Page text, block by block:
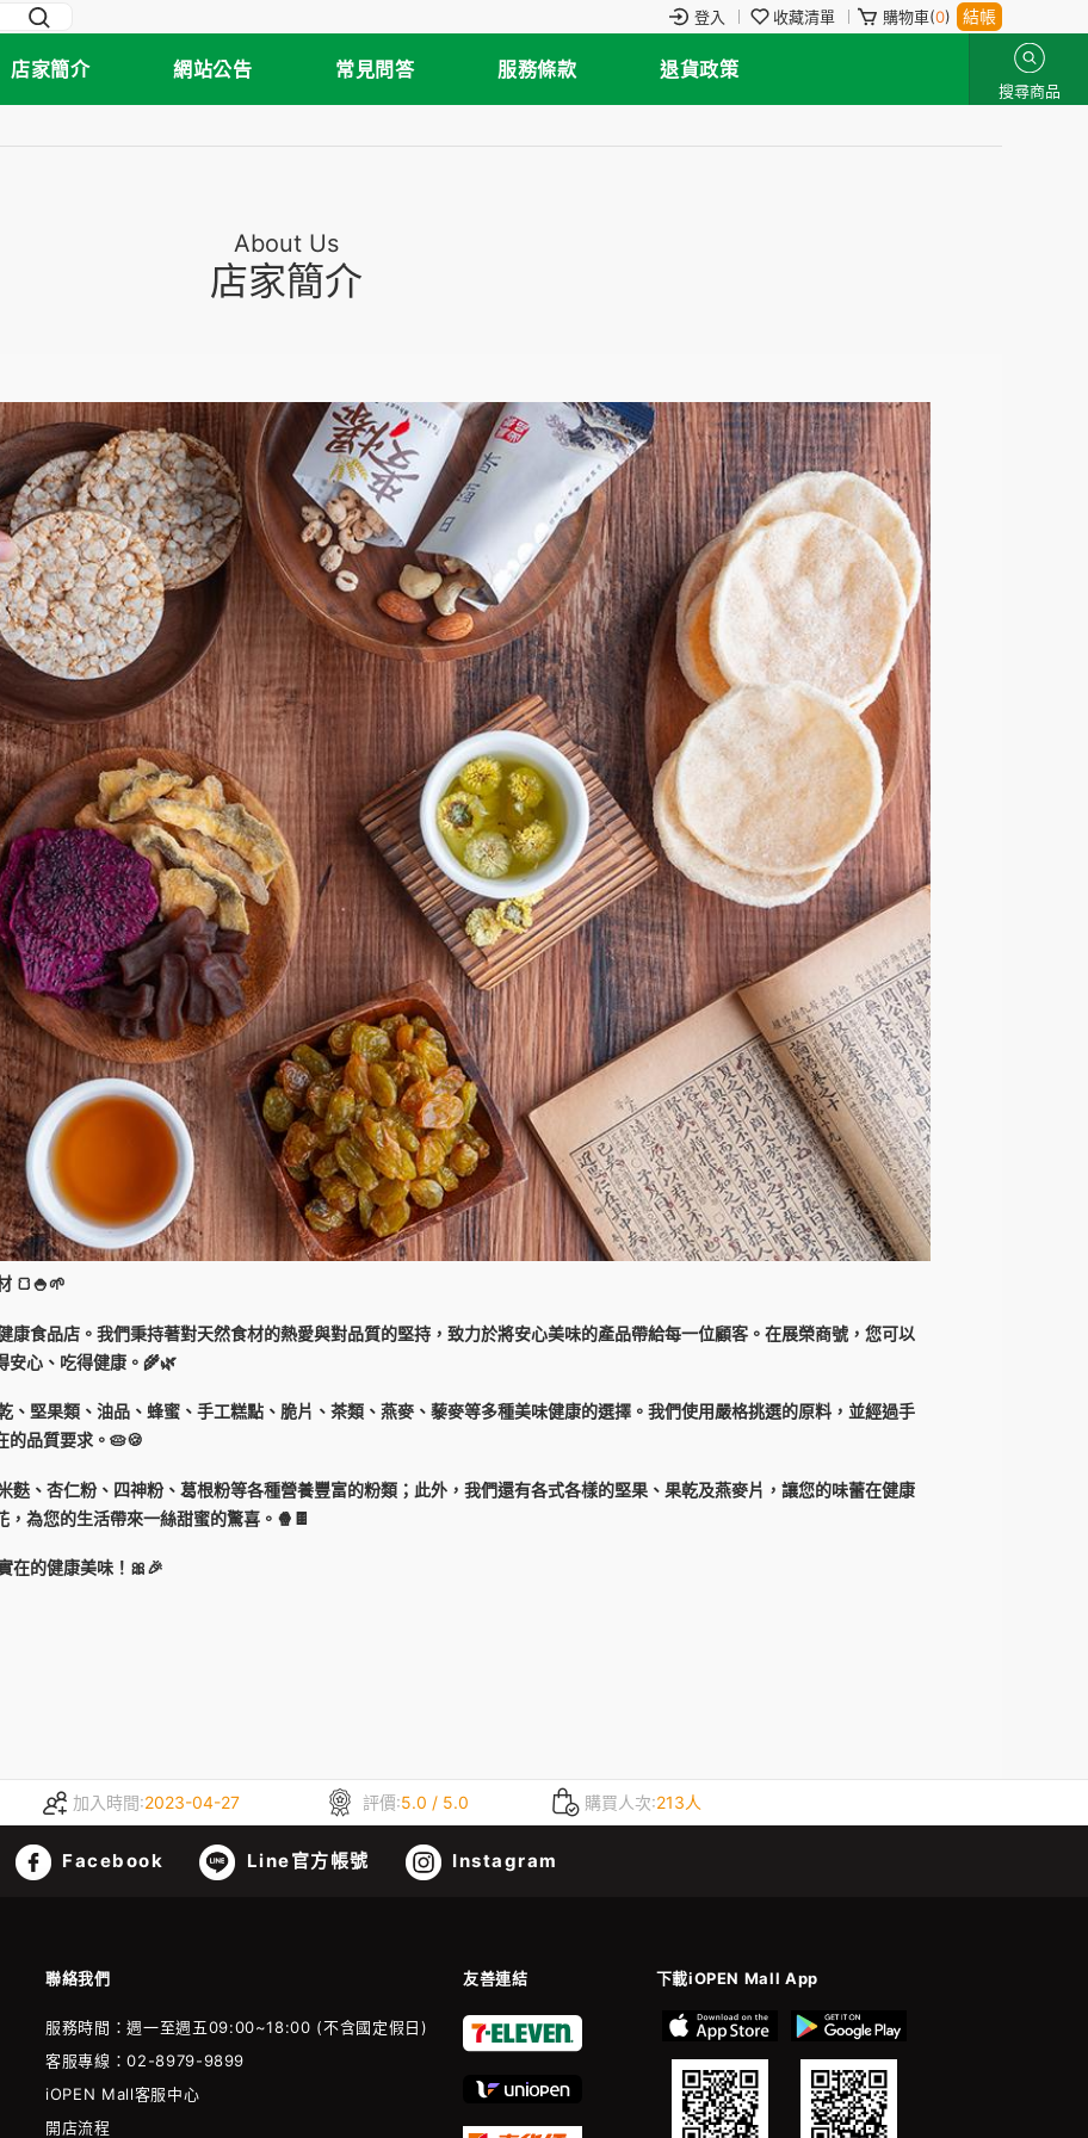
登入 收藏清單 購物車(0) 結帳
店家簡介 網站公告 常見問答 服務條款 退貨政策
搜尋商品
About Us
店家簡介
🍞🍚🌱
康食品店。我們秉持著對天然食材的熱愛與對品質的堅持，致力於將安心美味的產品帶給每一位顧客。在展榮商號，您可以
安心、吃得健康。🌾🌿
、堅果類、油品、蜂蜜、手工糕點、脆片、茶類、燕麥、藜麥等多種美味健康的選擇。我們使用嚴格挑選的原料，並經過手
的品質要求。🥧🍪
麩、杏仁粉、四神粉、葛根粉等各種營養豐富的粉類；此外，我們還有各式各樣的堅果、果乾及燕麥片，讓您的味蕾在健康
為您的生活帶來一絲甜蜜的驚喜。🍿🍫
在的健康美味！🎀🎉
加入時間:2023-04-27 評價:5.0 / 5.0 購買人次:213人
Facebook Line官方帳號 Instagram
聯絡我們 友善連結 下載iOPEN Mall App
服務時間：週一至週五09:00~18:00 (不含國定假日)
客服專線：02-8979-9899
iOPEN Mall客服中心
開店流程